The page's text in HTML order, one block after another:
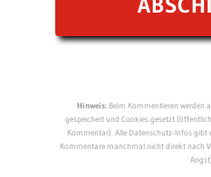
Hinweis:Beim Kommentieren werden
gespeichert und Cookies gesetzt
Kommentar). Alle Datenschutz-Infos gibt
Kommentare manchmal nicht direkt nach
Angst).